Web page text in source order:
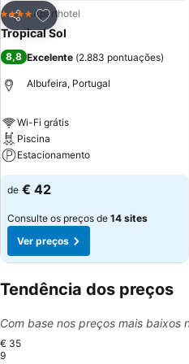
Partilhar
Adicionar aos favoritos
4 EstrelasAparthotel
Tropical Sol
8,8 Excelente (2.883 pontuações)
Albufeira, Portugal
Wi-Fi grátis
Piscina
Estacionamento
de € 42
Consulte os preços de 14 sites
Ver preços
Tendência dos preços
Com base nos preços mais
€ 35
9